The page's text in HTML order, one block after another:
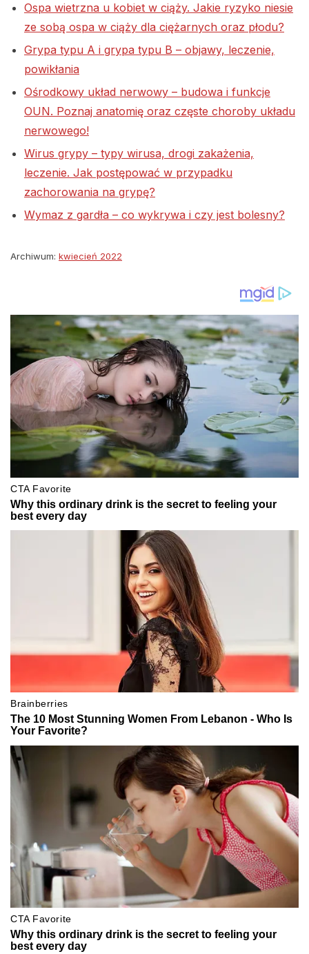
Ospa wietrzna u kobiet w ciąży. Jakie ryzyko niesie
ze sobą ospa w ciąży dla ciężarnych oraz płodu?
Grypa typu A i grypa typu B – objawy, leczenie,
powikłania
Ośrodkowy układ nerwowy – budowa i funkcje
OUN. Poznaj anatomię oraz częste choroby układu
nerwowego!
Wirus grypy – typy wirusa, drogi zakażenia,
leczenie. Jak postępować w przypadku
zachorowania na grypę?
Wymaz z gardła – co wykrywa i czy jest bolesny?
Archiwum: kwiecień 2022